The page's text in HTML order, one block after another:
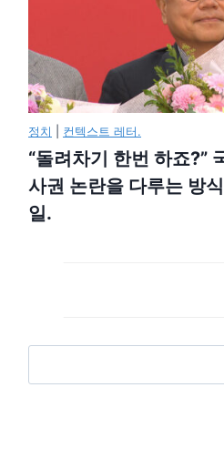
정치 컨텍스트 레터.
“돌려차기 한번 하죠?”
사권 논란을 다루는 방
일.